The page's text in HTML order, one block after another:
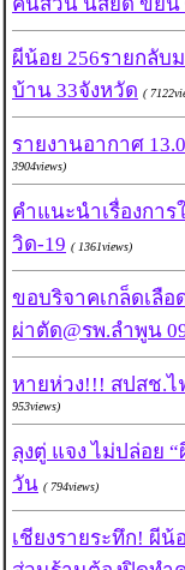
ผีน้อย 256รายกลับ
บ้าน 33จังหวัด (
รายงานอากาศ
3904views)
คำแนะนำเรื่องกา
วิด-19 ( 1361views)
ขอบริจาคเกล็ดเลื
ผ่าตัด@รพ.ลำพูน
หายห่วง!!! สปสช.ไ
953views)
ลุงตู่ แจง ไม่ปล่อย
วัน ( 794views)
เชียงรายระทึก! ผี